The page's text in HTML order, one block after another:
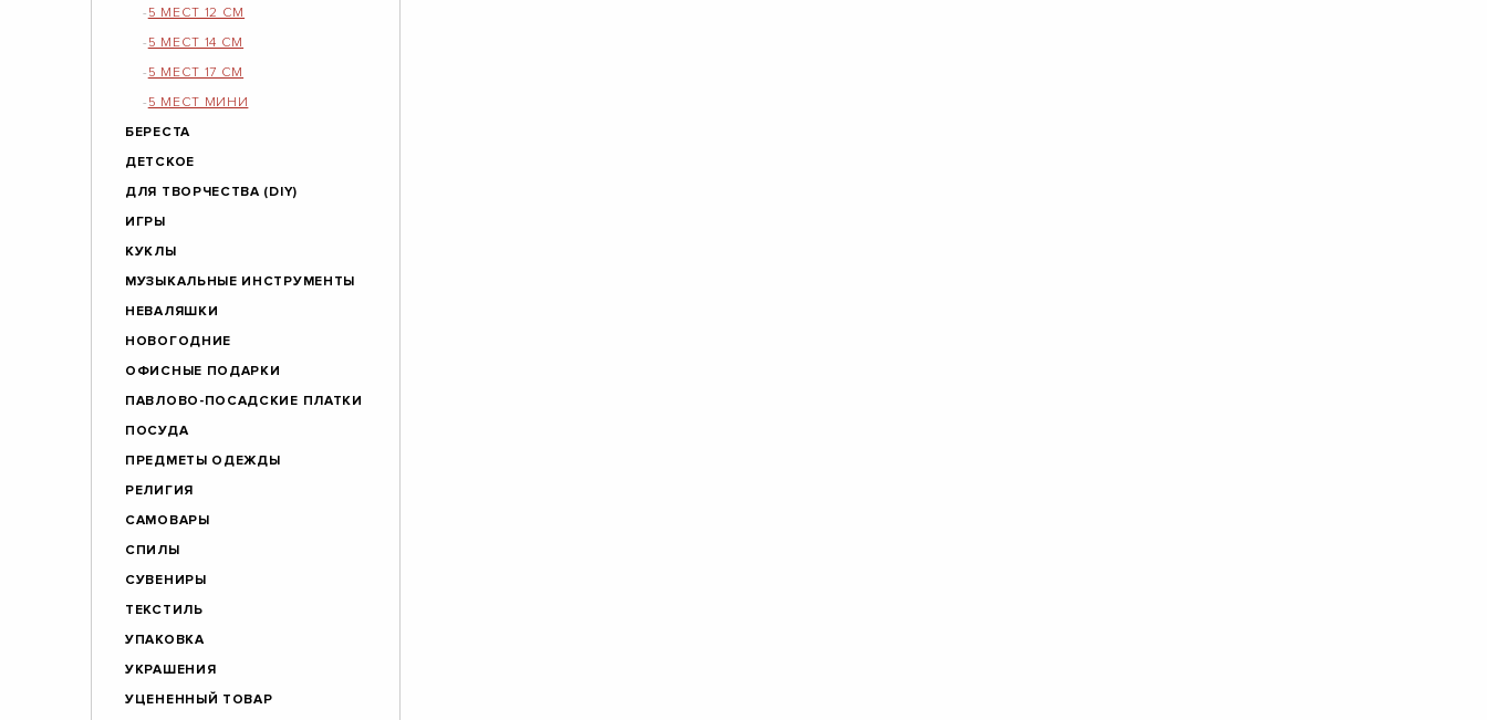
5 МЕСТ 12 СМ
5 МЕСТ 14 СМ
5 МЕСТ 17 СМ
5 МЕСТ МИНИ
БЕРЕСТА
ДЕТСКОЕ
ДЛЯ ТВОРЧЕСТВА (DIY)
ИГРЫ
КУКЛЫ
МУЗЫКАЛЬНЫЕ ИНСТРУМЕНТЫ
НЕВАЛЯШКИ
НОВОГОДНИЕ
ОФИСНЫЕ ПОДАРКИ
ПАВЛОВО-ПОСАДСКИЕ ПЛАТКИ
ПОСУДА
ПРЕДМЕТЫ ОДЕЖДЫ
РЕЛИГИЯ
САМОВАРЫ
СПИЛЫ
СУВЕНИРЫ
ТЕКСТИЛЬ
УПАКОВКА
УКРАШЕНИЯ
УЦЕНЕННЫЙ ТОВАР